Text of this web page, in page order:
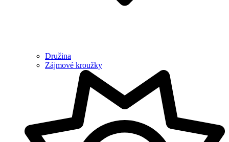
Družina
Zájmové kroužky